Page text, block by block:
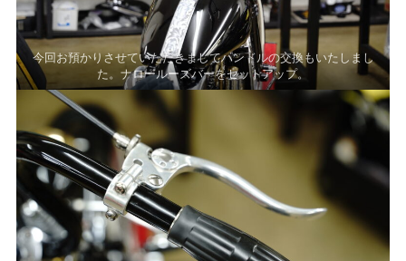
今回お預かりさせていただきましてハンドルの交換もいたしまし
た。ナロールーズバーをセットアップ。